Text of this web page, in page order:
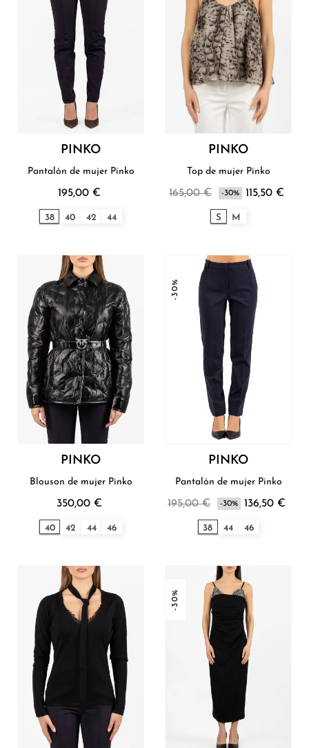
PINKO
Pantalón de mujer Pinko
195,00 €
38 40 42 44
PINKO
Top de mujer Pinko
165,00 € -30% 115,50 €
S M
PINKO
Blouson de mujer Pinko
350,00 €
40 42 44 46
-30%
PINKO
Pantalón de mujer Pinko
195,00 € -30% 136,50 €
38 44 46
-30%